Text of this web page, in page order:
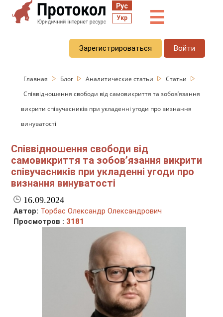
Рус
Укр ☰
Зарегистрироваться Войти
Главная Блог Аналитические статьи
Статьи
Співвідношення свободи від самовикриття та зобов’язання
викрити співучасників при укладенні угоди про визнання
винуватості
Співвідношення свободи від
самовикриття та зобов’язання викрити
співучасників при укладенні угоди про
визнання винуватості
16.09.2024
Автор: Торбас Олександр Олександрович
Просмотров : 3181